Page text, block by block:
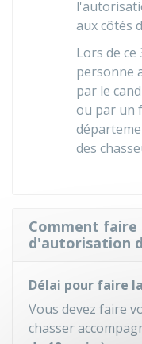
aux côtés
Lors de ce
personne
par le
ou par un
des
Comment faire
d'autorisation
Délai pour faire
Vous devez faire
chasser